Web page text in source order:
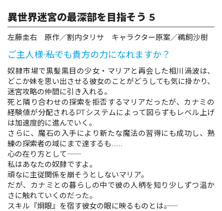
コミッククリエ
コミックパルフェ
閉じる
異世界迷宮の最深部を目指そう 5
左藤圭右 原作／割内タリサ キャラクター原案／鵜飼沙樹
ご主人様―― 私でも貴方の力になれますか？
奴隷市場で黒髪黒目の少女・マリアと再会した相川渦波は、
どこか妹を思い出させる彼女のことがどうしても気に掛かり、
迷宮攻略の仲間に引き入れる。
死と隣り合わせの探索を拒否するマリアだったが、カナミの
経験値が分配されるPTシステムによって図らずもレベル上げ
は加速度的に進んでいく。
さらに、魔石の入手により新たな魔法の習得にも成功し、熟
練の探索者の域にまで達するも……
心の在り方として――
私はあなたの奴隷ですよ。
頑なに主従関係を崩そうとしないマリア。
だが、カナミとの暮らしの中で彼の人柄を知り少しずつ温か
さに触れていくのだった。
スキル『炯眼』を宿す彼女の眼に映るものとは――。